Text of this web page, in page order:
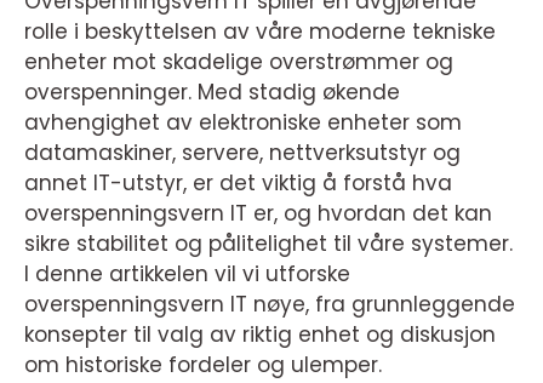
rolle i beskyttelsen av våre moderne tekniske
enheter mot skadelige overstrømmer og
overspenninger. Med stadig økende
avhengighet av elektroniske enheter som
datamaskiner, servere, nettverksutstyr og
annet IT-utstyr, er det viktig å forstå hva
overspenningsvern IT er, og hvordan det kan
sikre stabilitet og pålitelighet til våre systemer.
I denne artikkelen vil vi utforske
overspenningsvern IT nøye, fra grunnleggende
konsepter til valg av riktig enhet og diskusjon
om historiske fordeler og ulemper.